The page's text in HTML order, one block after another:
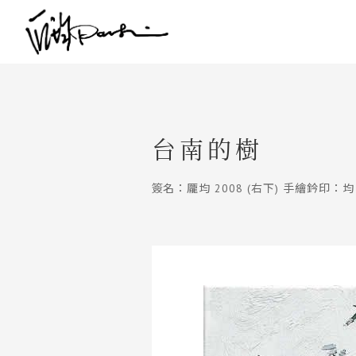
台南的樹
簽名：龎均 2008 (右下) 手繪鈐印：